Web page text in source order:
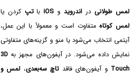
لمس طولانیدر اندرویدو iOSباتپ کردن یا
لمس کوتاهمتفاوت است و معمولاً با این عمل،
آیتمی انتخاب می‌شود یا منو و گزینه‌های متفاوتی
نمایش داده می‌شود. در آیفون‌های مجهز به3D
Touch و آیفون‌های فاقدتاچ سه‌بعدی، لمس و